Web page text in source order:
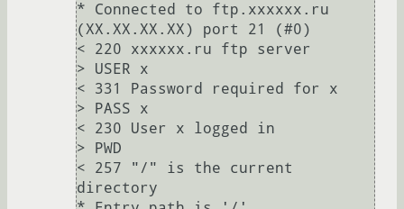
* Connected to ftp.xxxxxx.ru
(XX.XX.XX.XX) port 21 (#0)
< 220 xxxxxx.ru ftp server
> USER x
< 331 Password required for x
> PASS x
< 230 User x logged in
> PWD
< 257 "/" is the current
directory